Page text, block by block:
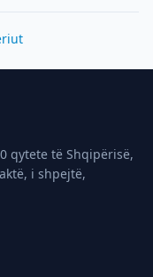
qytete të Shqipërisë,
i shpejtë,